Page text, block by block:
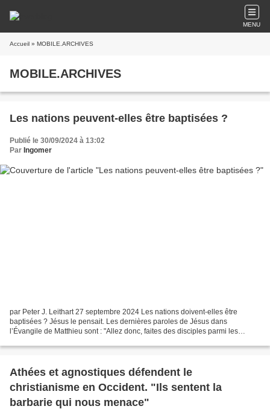
MENU
Accueil » MOBILE.ARCHIVES
MOBILE.ARCHIVES
Les nations peuvent-elles être baptisées ?
Publié le 30/09/2024 à 13:02
Par Ingomer
par Peter J. Leithart 27 septembre 2024 Les nations doivent-elles être
baptisées ? Jésus le pensait. Les dernières paroles de Jésus dans
l’Évangile de Matthieu sont : "Allez donc, faites des disciples parmi les
Athées et agnostiques défendent le
christianisme en Occident. "Ils sentent la
barbarie qui nous menace"